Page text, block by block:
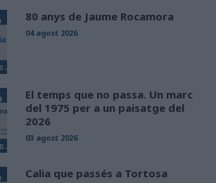
80 anys de Jaume Rocamora
04 agost 2026
El temps que no passa. Un marc
del 1975 per a un paisatge del
2026
03 agost 2026
Calia que passés a Tortosa